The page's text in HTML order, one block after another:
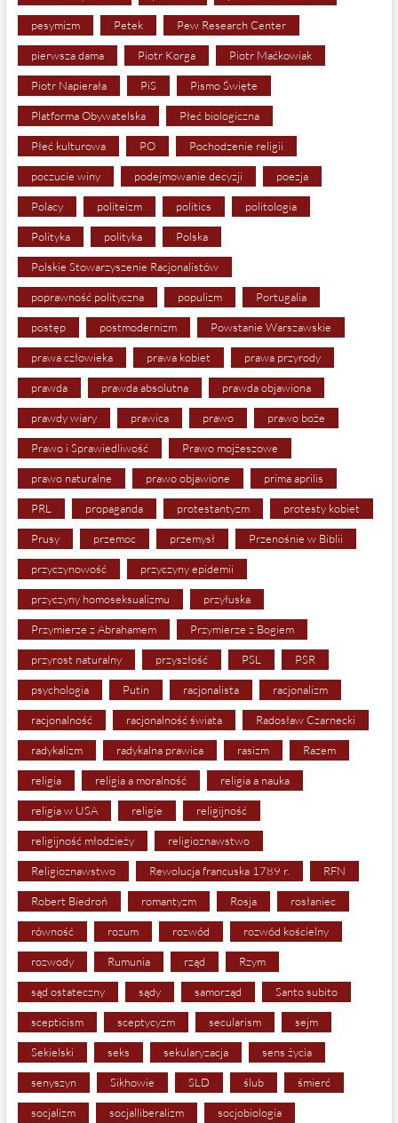
pesymizm Petek Pew Research Center
pierwsza dama Piotr Korga Piotr Maćkowiak
Piotr Napierała PiS Pismo Święte
Platforma Obywatelska Płeć biologiczna
Płeć kulturowa PO Pochodzenie religii
poczucie winy podejmowanie decyzji poezja
Polacy politeizm politics politologia
Polityka polityka Polska
Polskie Stowarzyszenie Racjonalistów
poprawność polityczna populizm Portugalia
postęp postmodernizm Powstanie Warszawskie
prawa człowieka prawa kobiet prawa przyrody
prawda prawda absolutna prawda objawiona
prawdy wiary prawica prawo prawo boże
Prawo i Sprawiedliwość Prawo mojżeszowe
prawo naturalne prawo objawione prima aprilis
PRL propaganda protestantyzm protesty kobiet
Prusy przemoc przemysł Przenośnie w Biblii
przyczynowość przyczyny epidemii
przyczyny homoseksualizmu przyłuska
Przymierze z Abrahamem Przymierze z Bogiem
przyrost naturalny przyszłość PSL PSR
psychologia Putin racjonalista racjonalizm
racjonalność racjonalność świata Radosław Czarnecki
radykalizm radykalna prawica rasizm Razem
religia religia a moralność religia a nauka
religia w USA religie religijność
religijność młodzieży religioznawstwo
Religioznawstwo Rewolucja francuska 1789 r. RFN
Robert Biedroń romantyzm Rosja rosłaniec
równość rozum rozwód rozwód kościelny
rozwody Rumunia rząd Rzym
sąd ostateczny sądy samorząd Santo subito
scepticism sceptycyzm secularism sejm
Sekielski seks sekularyzacja sens życia
senyszyn Sikhowie SLD ślub śmierć
socjalizm socjalliberalizm socjobiologia